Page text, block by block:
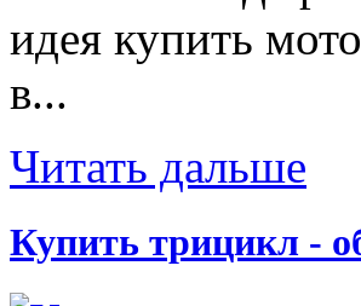
идея купить
в...
Читать дальше
Купить трицикл -